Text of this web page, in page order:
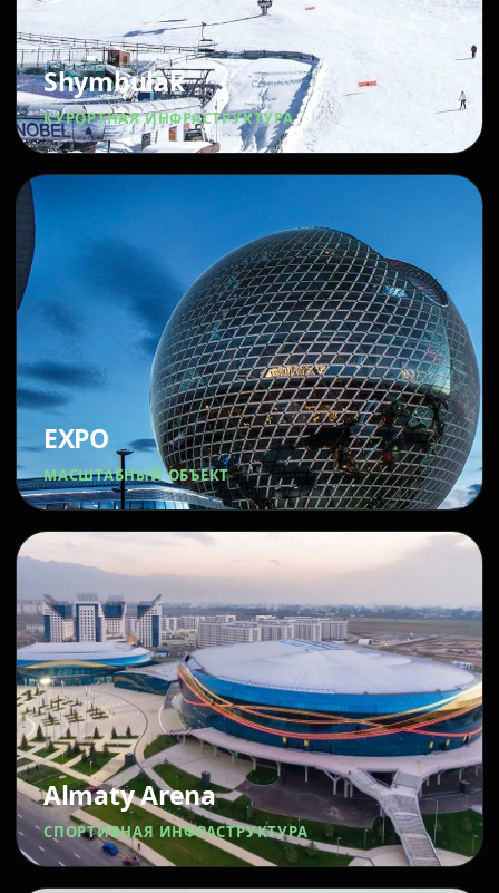
Shymbulak
КУРОРТНАЯ ИНФРАСТРУКТУРА
EXPO
МАСШТАБНЫЙ ОБЪЕКТ
Almaty Arena
СПОРТИВНАЯ ИНФРАСТРУКТУРА